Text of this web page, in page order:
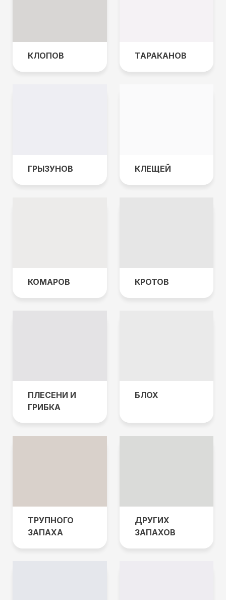
КЛОПОВ ТАРАКАНОВ
ГРЫЗУНОВ КЛЕЩЕЙ
КОМАРОВ КРОТОВ
ПЛЕСЕНИ И
ГРИБКА
БЛОХ
ТРУПНОГО
ЗАПАХА
ДРУГИХ
ЗАПАХОВ